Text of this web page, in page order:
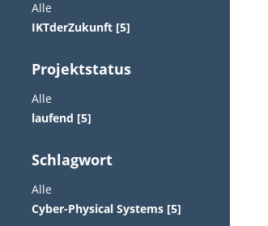
Alle
IKTderZukunft [5]
Projektstatus
Alle
laufend [5]
Schlagwort
Alle
Cyber-Physical Systems [5]